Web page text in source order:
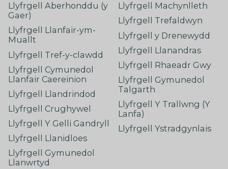
Llyfrgell Aberhonddu (y
Gaer)
Llyfrgell Llanfair-ym-
Muallt
Llyfrgell Tref-y-clawdd
Llyfrgell Cymunedol
Llanfair Caereinion
Llyfrgell Llandrindod
Llyfrgell Crughywel
Llyfrgell Y Gelli Gandryll
Llyfrgell Llanidloes
Llyfrgell Gymunedol
Llanwrtyd
Llyfrgell Machynlleth
Llyfrgell Trefaldwyn
Llyfrgell y Drenewydd
Llyfrgell Llanandras
Llyfrgell Rhaeadr Gwy
Llyfrgell Gymunedol
Talgarth
Llyfrgell Y Trallwng (Y
Lanfa)
Llyfrgell Ystradgynlais